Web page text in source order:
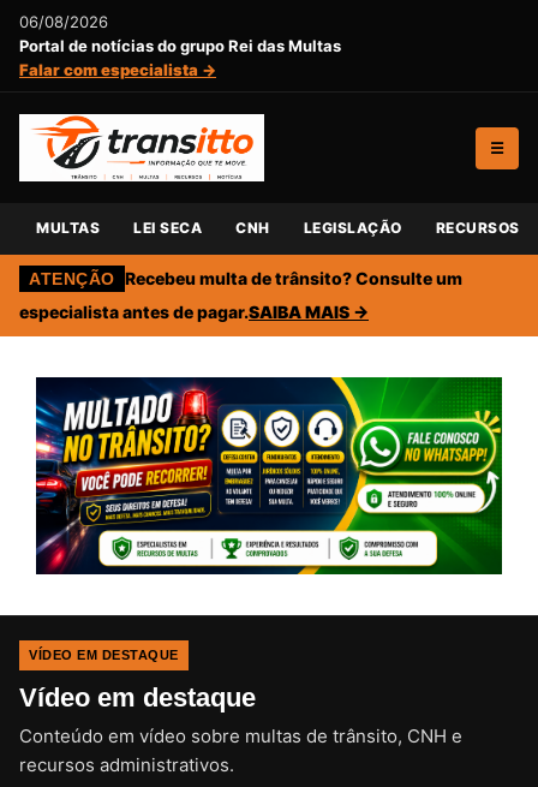
06/08/2026
Portal de notícias do grupo Rei das Multas
Falar com especialista →
☰
MULTAS LEI SECA CNH LEGISLAÇÃO RECURSOS
ATENÇÃO Recebeu multa de trânsito? Consulte um
especialista antes de pagar.SAIBA MAIS →
VÍDEO EM DESTAQUE
Vídeo em destaque
Conteúdo em vídeo sobre multas de trânsito, CNH e
recursos administrativos.CLIQUE PARA ATIVAR O SOM